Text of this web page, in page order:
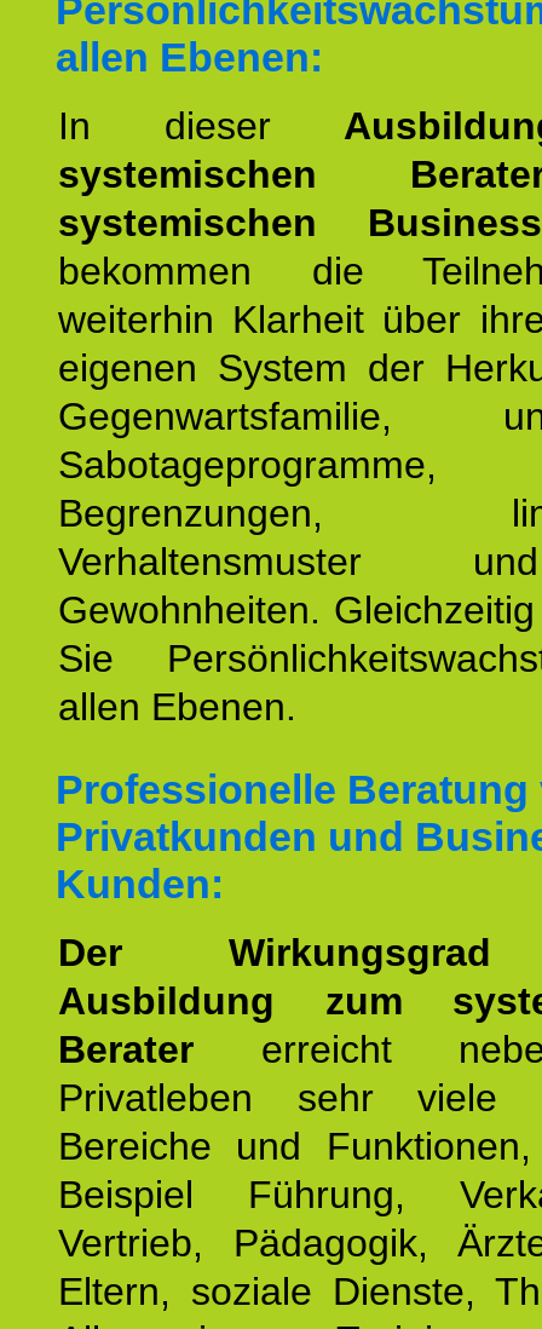
allen Ebenen:
In dieser
systemischen
systemischen
bekommen die
weiterhin Klarheit über
eigenen System der
Gegenwartsfamilie,
Begrenzungen,
Verhaltensmuster
Gewohnheiten.
Sie
allen Ebenen.
Professionelle Beratung
Privatkunden und
Kunden:
Der
Ausbildung zum
Berater erreicht
Privatleben sehr viele
Bereiche und
Beispiel Führung,
Vertrieb, Pädagogik,
Eltern, soziale Dienste,